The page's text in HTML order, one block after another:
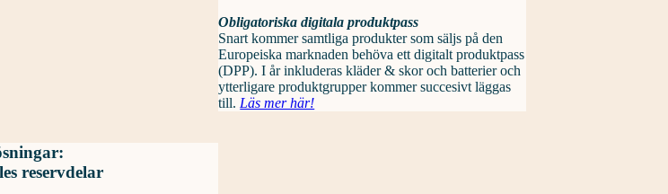
Obligatoriska digitala produktpass
Snart kommer samtliga produkter som säljs på den
Europeiska marknaden behöva ett digitalt produktpass
(DPP). I år inkluderas kläder & skor och batterier och
ytterligare produktgrupper kommer succesivt läggas
till. Läs mer här!
reservdelar